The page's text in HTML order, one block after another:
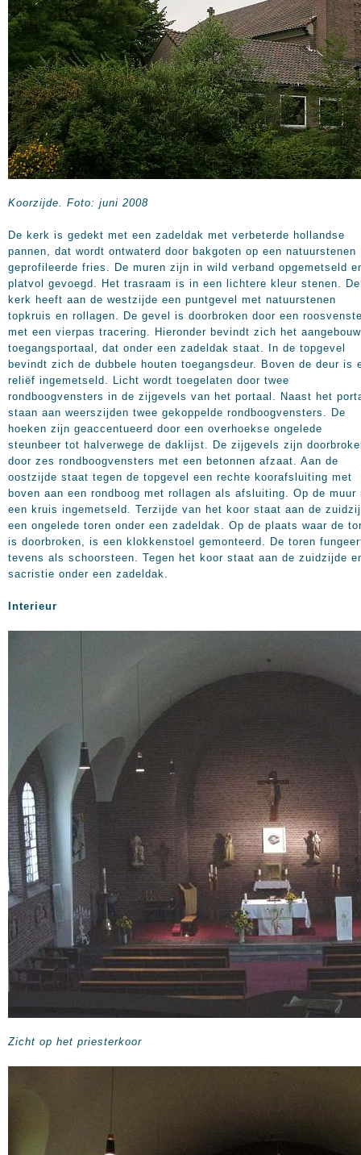
Koorzijde. Foto: juni 2008
De kerk is gedekt met een zadeldak met verbeterde hollandse
pannen, dat wordt ontwaterd door bakgoten op een natuurstenen
geprofileerde fries. De muren zijn in wild verband opgemetseld
platvol gevoegd. Het trasraam is in een lichtere kleur stenen. De
kerk heeft aan de westzijde een puntgevel met natuurstenen
topkruis en rollagen. De gevel is doorbroken door een
met een vierpas tracering. Hieronder bevindt zich het
toegangsportaal, dat onder een zadeldak staat. In de topgevel
bevindt zich de dubbele houten toegangsdeur. Boven de deur is
reliëf ingemetseld. Licht wordt toegelaten door twee
rondboogvensters in de zijgevels van het portaal. Naast het
staan aan weerszijden twee gekoppelde rondboogvensters. De
hoeken zijn geaccentueerd door een overhoekse ongelede
steunbeer tot halverwege de daklijst. De zijgevels zijn
door zes rondboogvensters met een betonnen afzaat. Aan de
oostzijde staat tegen de topgevel een rechte koorafsluiting met
boven aan een rondboog met rollagen als afsluiting. Op de muur
een kruis ingemetseld. Terzijde van het koor staat aan de
een ongelede toren onder een zadeldak. Op de plaats waar de
is doorbroken, is een klokkenstoel gemonteerd. De toren
tevens als schoorsteen. Tegen het koor staat aan de zuidzijde
sacristie onder een zadeldak.
Interieur
Zicht op het priesterkoor